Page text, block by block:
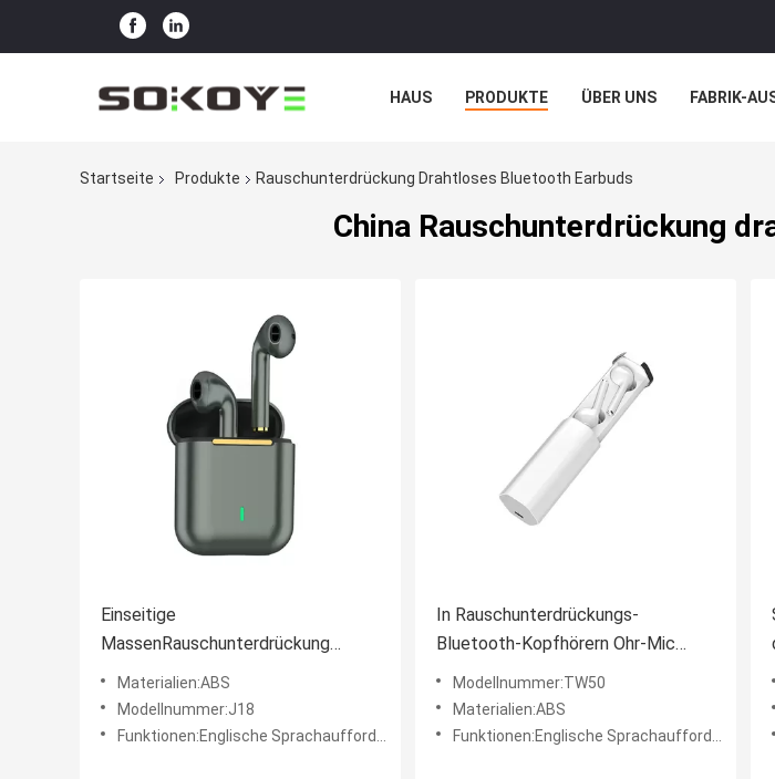
HAUS PRODUKTE ÜBER UNS FABRIK-
Startseite
Produkte Rauschunterdrückung Drahtloses Bluetooth Earbuds
China Rauschunterdrückung
Einseitige
MassenRauschunterdrückung
drahtloses Bluetooth Earbuds TWS
J18
Materialien:ABS
Modellnummer:J18
Funktionen:Englische Sprachaufforderung, antwortender Telefonanruf, Liedschalter, Stützmusik, Sprachsteuerung
In Rauschunterdrückungs-
Bluetooth-Kopfhörern Ohr-Mic
Headphones TW50
Modellnummer:TW50
Materialien:ABS
Funktionen:Englische Sprachaufforderung, antwortender Telefonanruf, Liedschalter, Stützmusik, Sprachsteuerung